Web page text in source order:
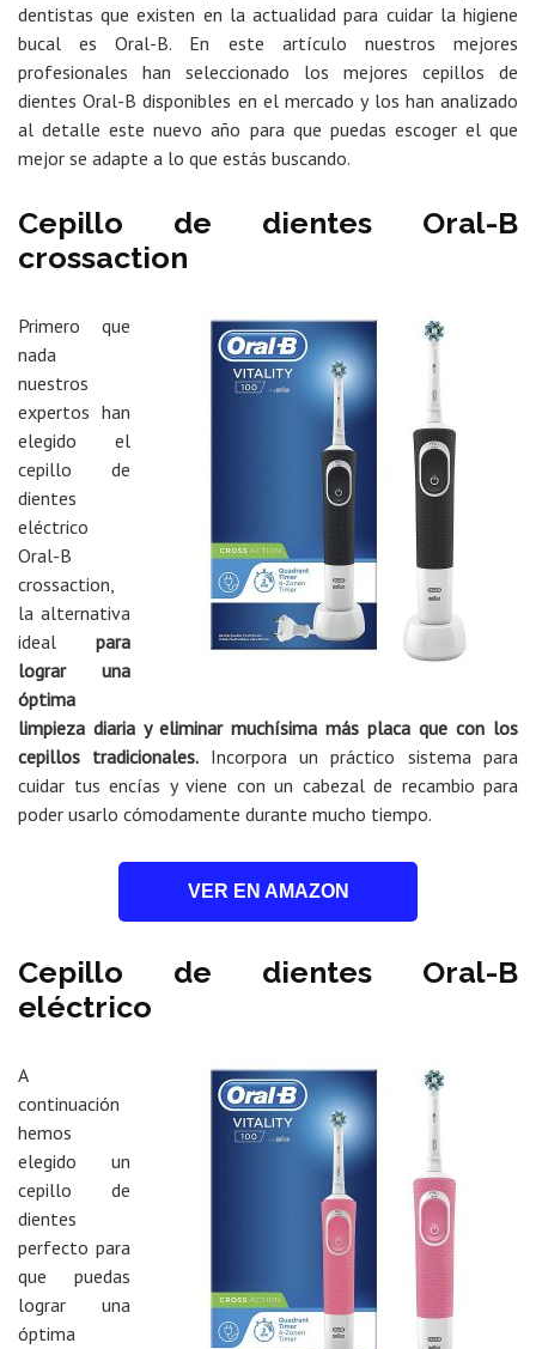
dentistas que existen en la actualidad para cuidar la higiene
bucal es Oral-B. En este artículo nuestros mejores
profesionales han seleccionado los mejores cepillos de
dientes Oral-B disponibles en el mercado y los han analizado
al detalle este nuevo año para que puedas escoger el que
mejor se adapte a lo que estás buscando.
Cepillo de dientes Oral-B
crossaction
Primero que
nada
nuestros
expertos han
elegido el
cepillo de
dientes
eléctrico
Oral-B
crossaction,
la alternativa
ideal para
lograr una
óptima
limpieza diaria y eliminar muchísima más placa que con los
cepillos tradicionales. Incorpora un práctico sistema para
cuidar tus encías y viene con un cabezal de recambio para
poder usarlo cómodamente durante mucho tiempo.
VER EN AMAZON
Cepillo de dientes Oral-B
eléctrico
A
continuación
hemos
elegido un
cepillo de
dientes
perfecto para
que puedas
lograr una
óptima